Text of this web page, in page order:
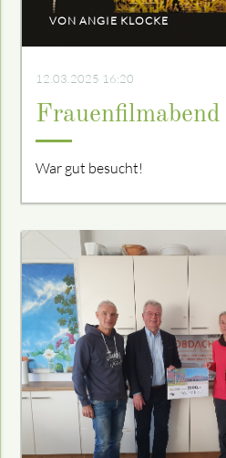
VON ANGIE KLOCKE
12.03.2025 16:20
Frauenfilmabend
War gut besucht!